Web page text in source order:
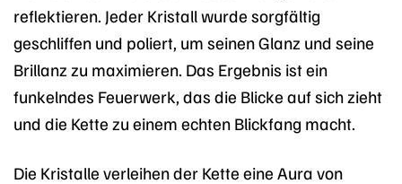
reflektieren. Jeder Kristall wurde sorgfältig
geschliffen und poliert, um seinen Glanz und seine
Brillanz zu maximieren. Das Ergebnis ist ein
funkelndes Feuerwerk, das die Blicke auf sich zieht
und die Kette zu einem echten Blickfang macht.
Die Kristalle verleihen der Kette eine Aura von